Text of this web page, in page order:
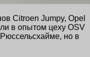
Citroen Jumpy, Opel
в опытом цеху OSV
но в